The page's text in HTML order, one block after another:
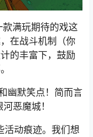
满玩期待的戏这
在战斗机制（你
的丰富下，鼓励
幽默笑点！简而言
恶魔城！
活动痕迹。我们想